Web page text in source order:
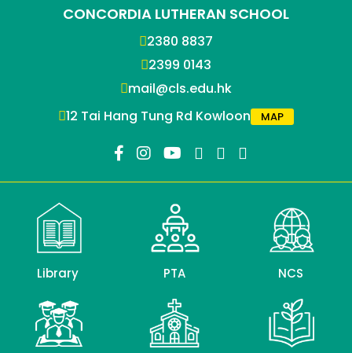
CONCORDIA LUTHERAN SCHOOL
2380 8837
2399 0143
mail@cls.edu.hk
12 Tai Hang Tung Rd Kowloon
MAP
Library PTA NCS